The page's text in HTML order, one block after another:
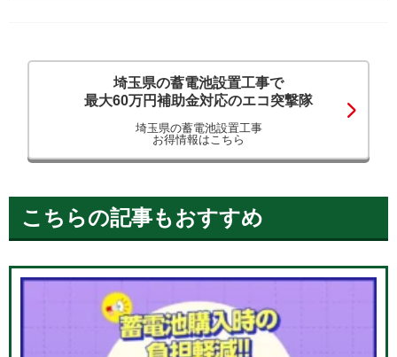
埼玉県の蓄電池設置工事で
最大60万円補助金対応のエコ突撃隊
埼玉県の蓄電池設置工事
お得情報はこちら
こちらの記事もおすすめ